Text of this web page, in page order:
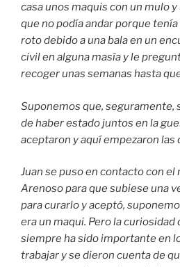
casa unos maquis con un mulo
que no podía andar porque
roto debido a una bala en un
civil en alguna masía y le
recoger unas semanas hasta
Suponemos que, seguramente,
de haber estado juntos en la
aceptaron y aquí empezaron las
Juan se puso en contacto con el
Arenoso para que subiese una
para curarlo y aceptó,
era un maqui. Pero la curiosidad
siempre ha sido importante en
trabajar y se dieron cuenta de